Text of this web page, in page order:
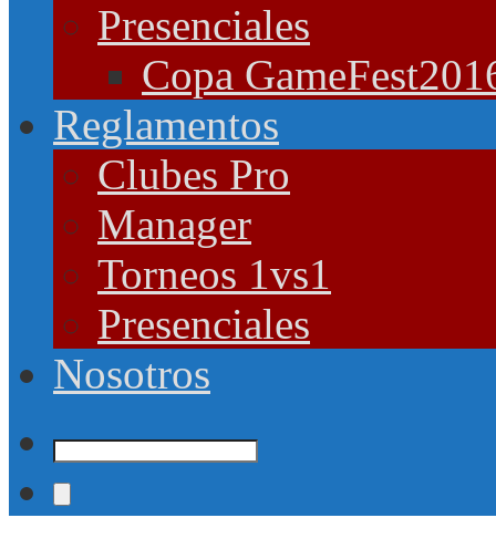
Presenciales
Copa
Reglamentos
Clubes Pro
Manager
Torneos 1vs1
Presenciales
Nosotros